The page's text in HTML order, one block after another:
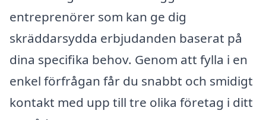
entreprenörer som kan ge dig
skräddarsydda erbjudanden baserat på
dina specifika behov. Genom att fylla i en
enkel förfrågan får du snabbt och smidigt
kontakt med upp till tre olika företag i ditt